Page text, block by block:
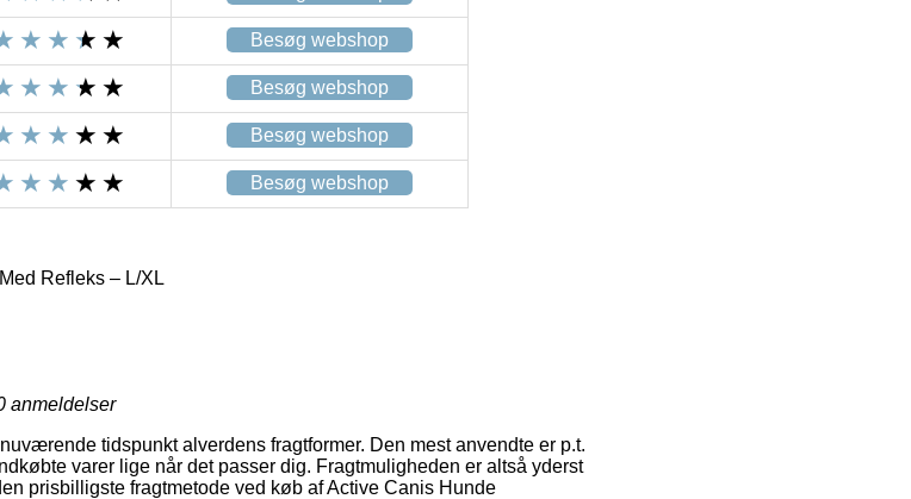
Besøg webshop
Besøg webshop
Besøg webshop
Besøg webshop
Refleks – L/XL
anmeldelser
tidspunkt alverdens fragtformer. Den mest anvendte er p.t.
varer lige når det passer dig. Fragtmuligheden er altså yderst
prisbilligste fragtmetode ved køb af Active Canis Hunde